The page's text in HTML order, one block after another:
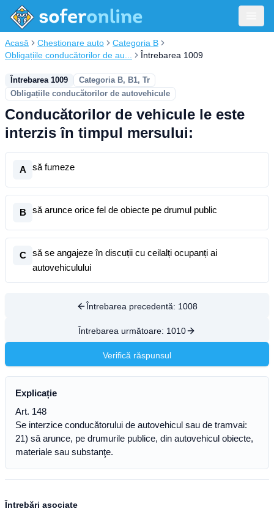
Acasă Chestionare auto
Categoria B
Obligațiile conducătorilor de au...
Întrebarea 1009
Întrebarea 1009
Categoria B, B1, Tr
Obligațiile conducătorilor de autovehicule
Conducătorilor de vehicule le este
interzis în timpul mersului:
A să fumeze
B să arunce orice fel de obiecte pe drumul public
C
să se angajeze în discuții cu ceilalți ocupanți ai
autovehiculului
Întrebarea precedentă: 1008
Întrebarea următoare: 1010
Verifică răspunsul
Explicație
Art. 148
Se interzice conducătorului de autovehicul sau de tramvai:
21) să arunce, pe drumurile publice, din autovehicul obiecte,
materiale sau substanţe.
Întrebări asociate